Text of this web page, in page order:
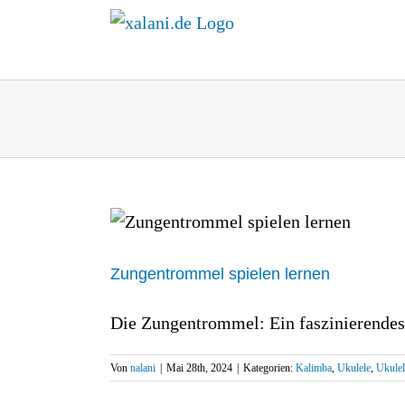
Zungentrommel spielen lernen
Die Zungentrommel: Ein
Von nalani Mai 28th, 2024 Kategorien: Kalimba, Ukulele,